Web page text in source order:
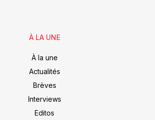
À LA UNE
À la une
Actualités
Brèves
Interviews
Editos